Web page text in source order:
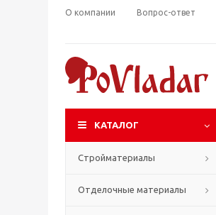
О компании Вопрос-ответ
КАТАЛОГ
Стройматериалы
Отделочные материалы